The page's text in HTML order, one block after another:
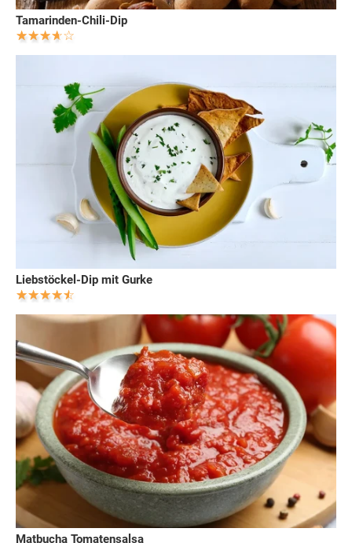
Tamarinden-Chili-Dip
Liebstöckel-Dip mit Gurke
Matbucha Tomatensalsa